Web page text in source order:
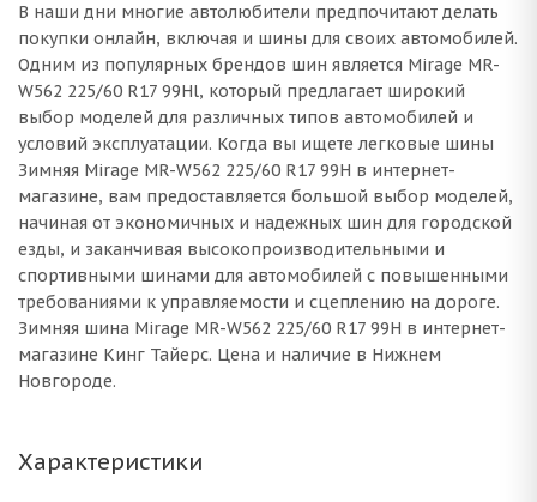
В наши дни многие автолюбители предпочитают делать
покупки онлайн, включая и шины для своих автомобилей.
Одним из популярных брендов шин является Mirage MR-
W562 225/60 R17 99Hl, который предлагает широкий
выбор моделей для различных типов автомобилей и
условий эксплуатации. Когда вы ищете легковые шины
Зимняя Mirage MR-W562 225/60 R17 99H в интернет-
магазине, вам предоставляется большой выбор моделей,
начиная от экономичных и надежных шин для городской
езды, и заканчивая высокопроизводительными и
спортивными шинами для автомобилей с повышенными
требованиями к управляемости и сцеплению на дороге.
Зимняя шина Mirage MR-W562 225/60 R17 99H в интернет-
магазине Кинг Тайерс. Цена и наличие в Нижнем
Новгороде.
Характеристики